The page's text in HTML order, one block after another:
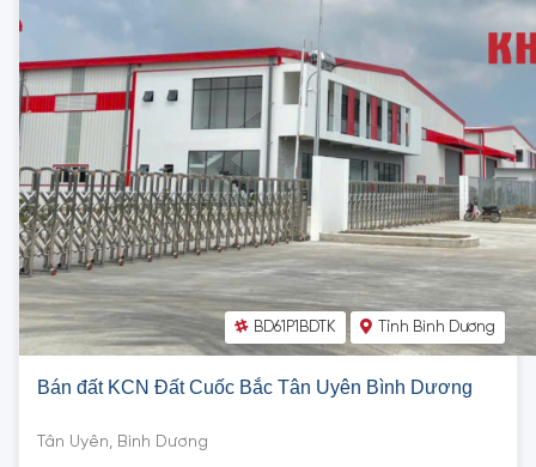
BD61P1BDTK Tỉnh Bình Dương
Bán đất KCN Đất Cuốc Bắc Tân Uyên Bình Dương
Tân Uyên, Bình Dương